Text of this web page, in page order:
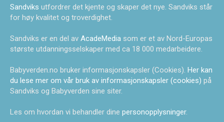
Sandviks utfordrer det kjente og skaper det nye. Sandviks står
for høy kvalitet og troverdighet.
Sandviks er en del av AcadeMedia som er et av Nord-Europas
største utdanningsselskaper med ca 18 000 medarbeidere.
Babyverden.no bruker informasjonskapsler (Cookies). Her kan
du lese mer om vår bruk av informasjonskapsler (cookies) på
Sandviks og Babyverden sine siter.
Les om hvordan vi behandler dine personopplysninger.